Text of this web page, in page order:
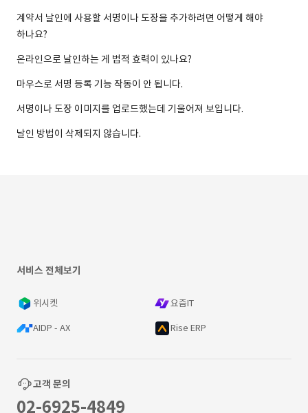
계약서 날인에 사용할 서명이나 도장을 추가하려면 어떻게 해야
하나요?
온라인으로 날인하는 게 법적 효력이 있나요?
마우스로 서명 등록 기능 작동이 안 됩니다.
서명이나 도장 이미지를 업로드했는데 기울어져 보입니다.
날인 방법이 삭제되지 않습니다.
서비스 전체보기
위시켓 요즘IT
AIDP - AX Rise ERP
고객 문의
02-6925-4849